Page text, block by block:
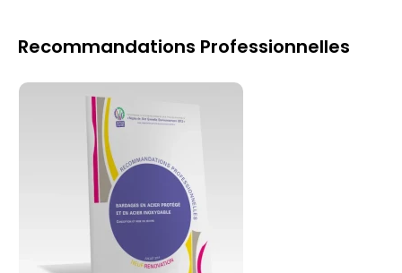
Recommandations Professionnelles